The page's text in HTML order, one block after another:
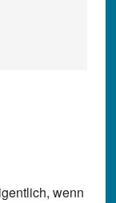
wenn